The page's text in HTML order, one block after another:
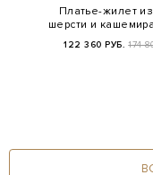
Платье-жилет из
шерсти и
122 360 РУБ. 174